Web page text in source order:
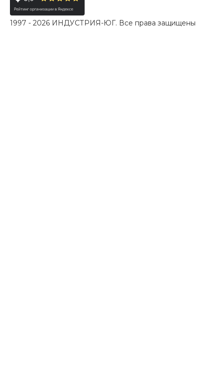
1997 - 2026 ИНДУСТРИЯ-ЮГ. Все права защищены